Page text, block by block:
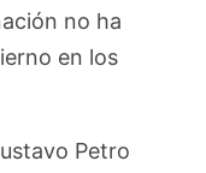
no ha
en los
Petro